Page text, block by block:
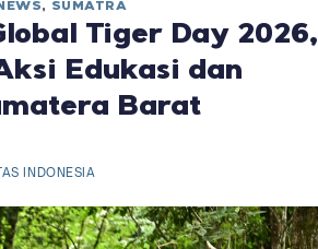
NEWS, SUMATRA
Tiger Day 2026,
Edukasi dan
Barat
INDONESIA